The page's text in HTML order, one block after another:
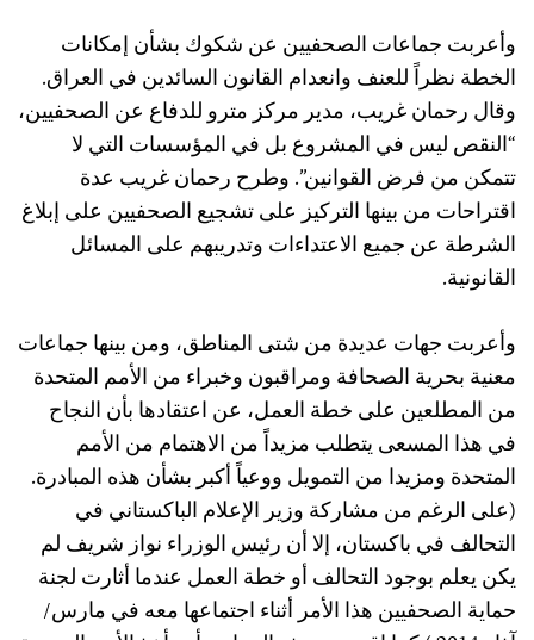
وأعربت جماعات الصحفيين عن شكوك بشأن إمكانات
الخطة نظراً للعنف وانعدام القانون السائدين في العراق.
وقال رحمان غريب، مدير مركز مترو للدفاع عن الصحفيين،
“النقص ليس في المشروع بل في المؤسسات التي لا
تتمكن من فرض القوانين”. وطرح رحمان غريب عدة
اقتراحات من بينها التركيز على تشجيع الصحفيين على إبلاغ
الشرطة عن جميع الاعتداءات وتدريبهم على المسائل
القانونية.
وأعربت جهات عديدة من شتى المناطق، ومن بينها جماعات
معنية بحرية الصحافة ومراقبون وخبراء من الأمم المتحدة
من المطلعين على خطة العمل، عن اعتقادها بأن النجاح
في هذا المسعى يتطلب مزيداً من الاهتمام من الأمم
المتحدة ومزيدا من التمويل ووعياً أكبر بشأن هذه المبادرة.
(على الرغم من مشاركة وزير الإعلام الباكستاني في
التحالف في باكستان، إلا أن رئيس الوزراء نواز شريف لم
يكن يعلم بوجود التحالف أو خطة العمل عندما أثارت لجنة
حماية الصحفيين هذا الأمر أثناء اجتماعها معه في مارس/